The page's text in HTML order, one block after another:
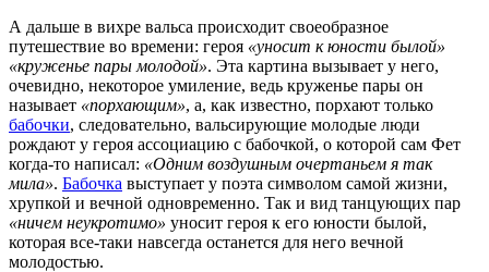
А дальше в вихре вальса происходит своеобразное
путешествие во времени: героя «уносит к юности былой»
«круженье пары молодой». Эта картина вызывает у него,
очевидно, некоторое умиление, ведь круженье пары он
называет «порхающим», а, как известно, порхают только
бабочки, следовательно, вальсирующие молодые люди
рождают у героя ассоциацию с бабочкой, о которой сам Фет
когда-то написал: «Одним воздушным очертаньем я так
мила». Бабочка выступает у поэта символом самой жизни,
хрупкой и вечной одновременно. Так и вид танцующих пар
«ничем неукротимо» уносит героя к его юности былой,
которая все-таки навсегда останется для него вечной
молодостью.